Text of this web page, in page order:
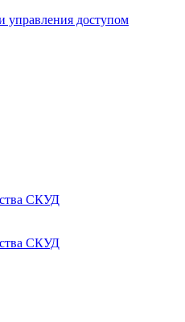
управления доступом
СКУД
СКУД